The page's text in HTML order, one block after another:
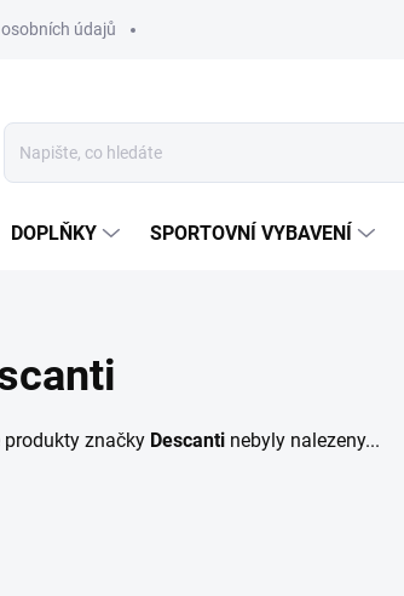
údajů
DOPLŇKY SPORTOVNÍ VYBAVENÍ
produkty značky Descanti nebyly nalezeny...